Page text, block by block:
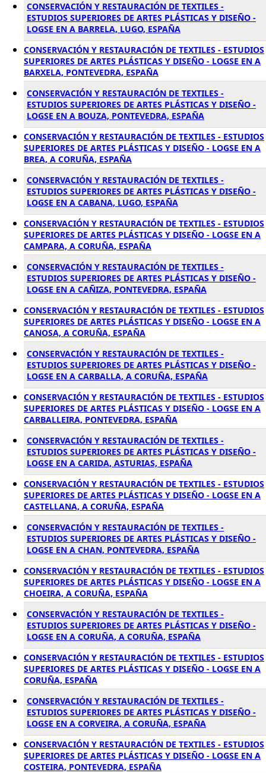
CONSERVACIÓN Y RESTAURACIÓN DE TEXTILES -
ESTUDIOS SUPERIORES DE ARTES PLÁSTICAS Y DISEÑO -
LOGSE EN A BARRELA, LUGO, ESPAÑA
CONSERVACIÓN Y RESTAURACIÓN DE TEXTILES - ESTUDIOS
SUPERIORES DE ARTES PLÁSTICAS Y DISEÑO - LOGSE EN A
BARXELA, PONTEVEDRA, ESPAÑA
CONSERVACIÓN Y RESTAURACIÓN DE TEXTILES -
ESTUDIOS SUPERIORES DE ARTES PLÁSTICAS Y DISEÑO -
LOGSE EN A BOUZA, PONTEVEDRA, ESPAÑA
CONSERVACIÓN Y RESTAURACIÓN DE TEXTILES - ESTUDIOS
SUPERIORES DE ARTES PLÁSTICAS Y DISEÑO - LOGSE EN A
BREA, A CORUÑA, ESPAÑA
CONSERVACIÓN Y RESTAURACIÓN DE TEXTILES -
ESTUDIOS SUPERIORES DE ARTES PLÁSTICAS Y DISEÑO -
LOGSE EN A CABANA, LUGO, ESPAÑA
CONSERVACIÓN Y RESTAURACIÓN DE TEXTILES - ESTUDIOS
SUPERIORES DE ARTES PLÁSTICAS Y DISEÑO - LOGSE EN A
CAMPARA, A CORUÑA, ESPAÑA
CONSERVACIÓN Y RESTAURACIÓN DE TEXTILES -
ESTUDIOS SUPERIORES DE ARTES PLÁSTICAS Y DISEÑO -
LOGSE EN A CAÑIZA, PONTEVEDRA, ESPAÑA
CONSERVACIÓN Y RESTAURACIÓN DE TEXTILES - ESTUDIOS
SUPERIORES DE ARTES PLÁSTICAS Y DISEÑO - LOGSE EN A
CANOSA, A CORUÑA, ESPAÑA
CONSERVACIÓN Y RESTAURACIÓN DE TEXTILES -
ESTUDIOS SUPERIORES DE ARTES PLÁSTICAS Y DISEÑO -
LOGSE EN A CARBALLA, A CORUÑA, ESPAÑA
CONSERVACIÓN Y RESTAURACIÓN DE TEXTILES - ESTUDIOS
SUPERIORES DE ARTES PLÁSTICAS Y DISEÑO - LOGSE EN A
CARBALLEIRA, PONTEVEDRA, ESPAÑA
CONSERVACIÓN Y RESTAURACIÓN DE TEXTILES -
ESTUDIOS SUPERIORES DE ARTES PLÁSTICAS Y DISEÑO -
LOGSE EN A CARIDA, ASTURIAS, ESPAÑA
CONSERVACIÓN Y RESTAURACIÓN DE TEXTILES - ESTUDIOS
SUPERIORES DE ARTES PLÁSTICAS Y DISEÑO - LOGSE EN A
CASTELLANA, A CORUÑA, ESPAÑA
CONSERVACIÓN Y RESTAURACIÓN DE TEXTILES -
ESTUDIOS SUPERIORES DE ARTES PLÁSTICAS Y DISEÑO -
LOGSE EN A CHAN, PONTEVEDRA, ESPAÑA
CONSERVACIÓN Y RESTAURACIÓN DE TEXTILES - ESTUDIOS
SUPERIORES DE ARTES PLÁSTICAS Y DISEÑO - LOGSE EN A
CHOEIRA, A CORUÑA, ESPAÑA
CONSERVACIÓN Y RESTAURACIÓN DE TEXTILES -
ESTUDIOS SUPERIORES DE ARTES PLÁSTICAS Y DISEÑO -
LOGSE EN A CORUÑA, A CORUÑA, ESPAÑA
CONSERVACIÓN Y RESTAURACIÓN DE TEXTILES - ESTUDIOS
SUPERIORES DE ARTES PLÁSTICAS Y DISEÑO - LOGSE EN A
CORUÑA, ESPAÑA
CONSERVACIÓN Y RESTAURACIÓN DE TEXTILES -
ESTUDIOS SUPERIORES DE ARTES PLÁSTICAS Y DISEÑO -
LOGSE EN A CORVEIRA, A CORUÑA, ESPAÑA
CONSERVACIÓN Y RESTAURACIÓN DE TEXTILES - ESTUDIOS
SUPERIORES DE ARTES PLÁSTICAS Y DISEÑO - LOGSE EN A
COSTEIRA, PONTEVEDRA, ESPAÑA